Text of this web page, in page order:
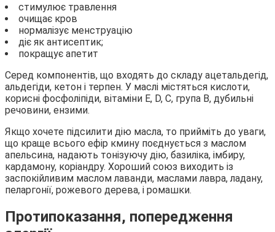
стимулює травлення
очищає кров
нормалізує менструацію
діє як антисептик;
покращує апетит
Серед компонентів, що входять до складу ацетальдегід,
альдегіди, кетон і терпен. У маслі містяться кислоти,
корисні фосфоліпіди, вітаміни Е, D, С, група B, дубильні
речовини, ензими.
Якщо хочете підсилити дію масла, то прийміть до уваги,
що краще всього ефір кмину поєднується з маслом
апельсина, надають тонізуючу дію, базиліка, імбиру,
кардамону, коріандру. Хороший союз виходить із
заспокійливим маслом лаванди, маслами лавра, ладану,
пеларгонії, рожевого дерева, і ромашки.
Протипоказання, попередження